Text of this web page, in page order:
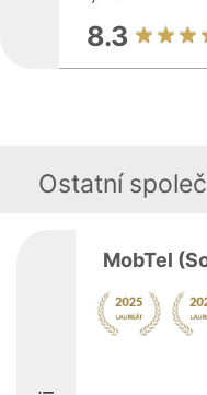
8.3
Ostatní
MobTel